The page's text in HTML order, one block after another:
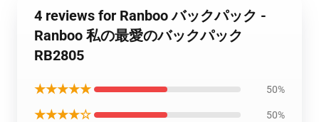
4 reviews for Ranboo バックパック -
Ranboo 私の最愛のバックパック
RB2805
★★★★★ 50%
★★★★☆ 50%